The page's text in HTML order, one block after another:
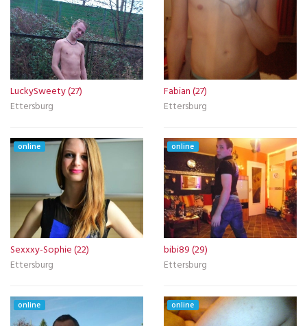
LuckySweety (27)
Ettersburg
Fabian (27)
Ettersburg
online
Sexxxy-Sophie (22)
Ettersburg
online
bibi89 (29)
Ettersburg
online online